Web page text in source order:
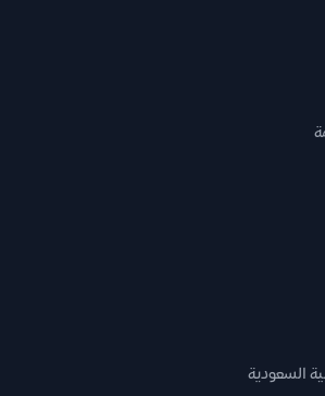
السعودية